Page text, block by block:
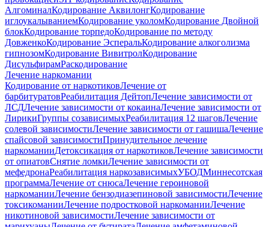
АлгоминалКодирование АквилонгКодирование
иглоукалываниемКодирование уколомКодирование Двойной
блокКодирование торпедоКодирование по методу
ДовженкоКодирование ЭсперальКодирование алкоголизма
гипнозомКодирование ВивитролКодирование
ДисульфирамРаскодирование
Лечение наркомании
Кодирование от наркотиковЛечение от
барбитуратовРеабилитация ДейтопЛечение зависимости от
ЛСДЛечение зависимости от кокаинаЛечение зависимости от
ЛирикиГруппы созависимыхРеабилитация 12 шаговЛечение
солевой зависимостиЛечение зависимости от гашишаЛечение
спайсовой зависимостиПринудительное лечение
наркоманииДетоксикация от наркотиковЛечение зависимости
от опиатовСнятие ломкиЛечение зависимости от
мефедронаРеабилитация наркозависимыхУБОДМиннесотская
программаЛечение от снюсаЛечение героиновой
наркоманииЛечение бензодиазепиновой зависимостиЛечение
токсикоманииЛечение подростковой наркоманииЛечение
никотиновой зависимостиЛечение зависимости от